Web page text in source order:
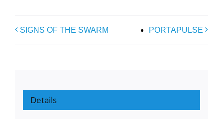
SIGNS OF THE SWARM PORTAPULSE
Details